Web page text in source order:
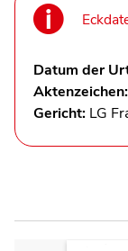
Datum der
Aktenzeichen:
Gericht: LG